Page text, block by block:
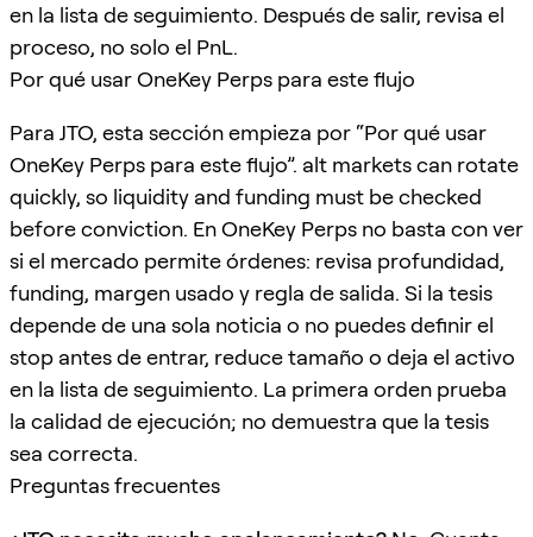
en la lista de seguimiento. Después de salir, revisa el
proceso, no solo el PnL.
Por qué usar OneKey Perps para este flujo
Para JTO, esta sección empieza por “Por qué usar
OneKey Perps para este flujo”. alt markets can rotate
quickly, so liquidity and funding must be checked
before conviction. En OneKey Perps no basta con ver
si el mercado permite órdenes: revisa profundidad,
funding, margen usado y regla de salida. Si la tesis
depende de una sola noticia o no puedes definir el
stop antes de entrar, reduce tamaño o deja el activo
en la lista de seguimiento. La primera orden prueba
la calidad de ejecución; no demuestra que la tesis
sea correcta.
Preguntas frecuentes